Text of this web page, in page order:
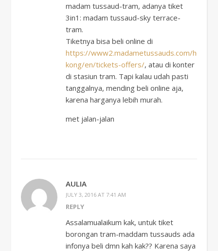
madam tussaud-tram, adanya tiket
3in1: madam tussaud-sky terrace-
tram.
Tiketnya bisa beli online di
https://www2.madametussauds.com/hong-
kong/en/tickets-offers/, atau di konter
di stasiun tram. Tapi kalau udah pasti
tanggalnya, mending beli online aja,
karena harganya lebih murah.
met jalan-jalan
AULIA
JULY 3, 2016 AT 7:41 AM
REPLY
Assalamualaikum kak, untuk tiket
borongan tram-maddam tussauds ada
infonya beli dmn kah kak?? Karena saya